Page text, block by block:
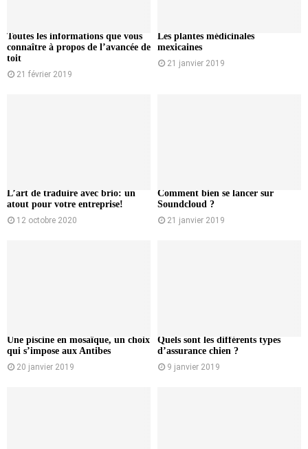
Toutes les informations que vous
connaître à propos de l’avancée de
toit
21 février 2019
Les plantes médicinales
mexicaines
21 janvier 2019
L’art de traduire avec brio: un
atout pour votre entreprise!
12 octobre 2020
Comment bien se lancer sur
Soundcloud ?
21 janvier 2019
Une piscine en mosaïque, un choix
qui s’impose aux Antibes
20 janvier 2019
Quels sont les différents types
d’assurance chien ?
9 janvier 2019